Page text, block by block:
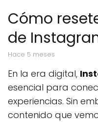
Cómo
de
hace 5 meses
En la era digital,
esencial para
experiencias. Sin
contenido que